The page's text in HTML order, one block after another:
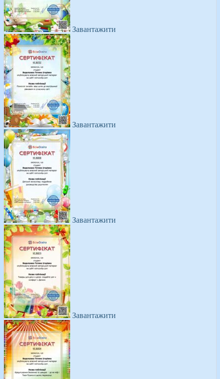
Завантажити
Завантажити
Завантажити
Завантажити